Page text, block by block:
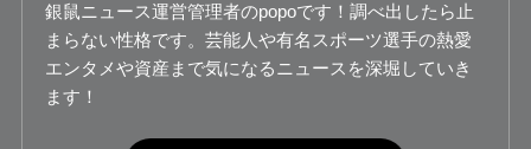
銀鼠ニュース運営管理者のpopoです！調べ出したら止
まらない性格です。芸能人や有名スポーツ選手の熱愛
エンタメや資産まで気になるニュースを深堀していき
ます！